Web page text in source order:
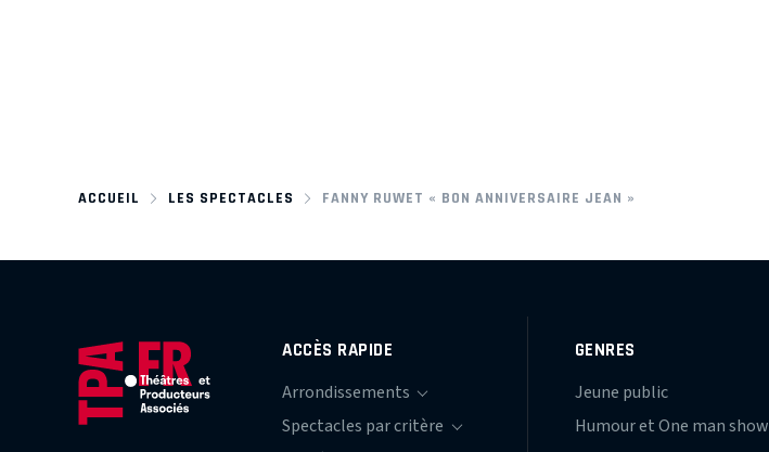
ACCUEIL LES SPECTACLES FANNY RUWET « BON ANNIVERSAIRE JEAN »
ACCÈS RAPIDE GENRES
Jeune public
Humour et One man show